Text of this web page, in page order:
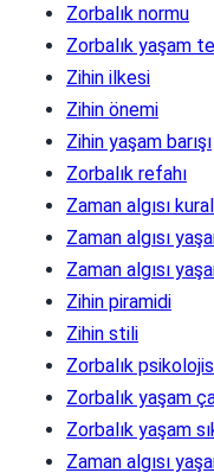
Zorbalık normu
Zorbalık yaşam
Zihin ilkesi
Zihin önemi
Zihin yaşam barışı
Zorbalık refahı
Zaman algısı
Zaman algısı
Zaman algısı
Zihin piramidi
Zihin stili
Zorbalık
Zorbalık yaşam
Zorbalık yaşam
Zaman algısı